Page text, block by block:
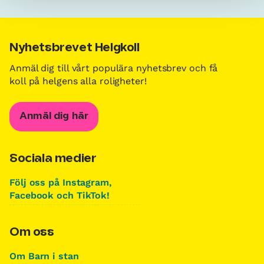
Nyhetsbrevet Helgkoll
Anmäl dig till vårt populära nyhetsbrev och få
koll på helgens alla roligheter!
Anmäl dig här
Sociala medier
Följ oss på Instagram,
Facebook och TikTok!
Om oss
Om Barn i stan